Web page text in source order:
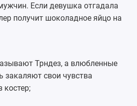
Если девушка отгадала
получит шоколадное яйцо на
Трндез, а влюбленные
закаляют свои чувства